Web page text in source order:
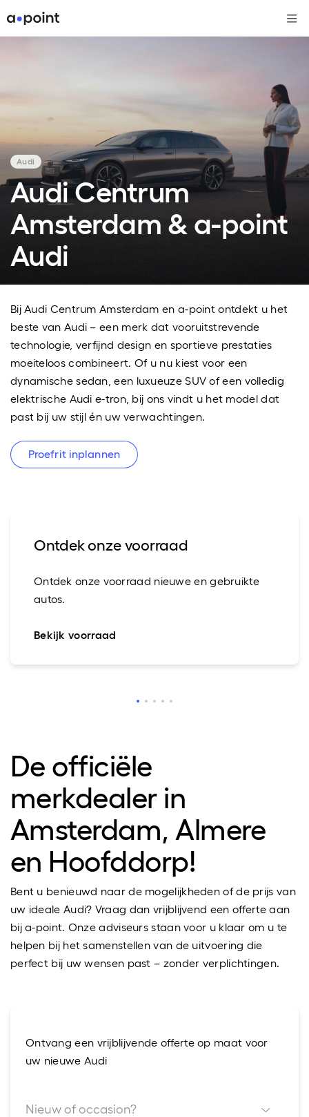
Audi Centrum
Amsterdam & a-point
Audi
Bij Audi Centrum Amsterdam en a-point ontdekt u het
beste van Audi – een merk dat vooruitstrevende
technologie, verfijnd design en sportieve prestaties
moeiteloos combineert. Of u nu kiest voor een
dynamische sedan, een luxueuze SUV of een volledig
elektrische Audi e-tron, bij ons vindt u het model dat
past bij uw stijl én uw verwachtingen.
Proefrit inplannen
Audi
Ontdek onze voorraad
Ontdek onze voorraad nieuwe en gebruikte
autos.
Bekijk voorraad
De officiële
merkdealer in
Amsterdam, Almere
en Hoofddorp!
Bent u benieuwd naar de mogelijkheden of de prijs van
uw ideale Audi? Vraag dan vrijblijvend een offerte aan
bij a-point. Onze adviseurs staan voor u klaar om u te
helpen bij het samenstellen van de uitvoering die
perfect bij uw wensen past – zonder verplichtingen.
Ontvang een vrijblijvende offerte op maat voor
uw nieuwe Audi
Nieuw of occasion?
Nieuw of occasion?